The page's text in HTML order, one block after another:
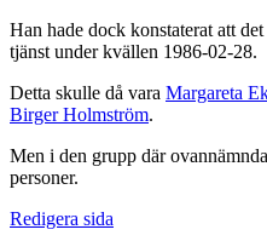
Han hade dock konstaterat att
tjänst under kvällen 1986-02-28.
Detta skulle då vara Margareta
Birger Holmström.
Men i den grupp där
personer.
Redigera sida